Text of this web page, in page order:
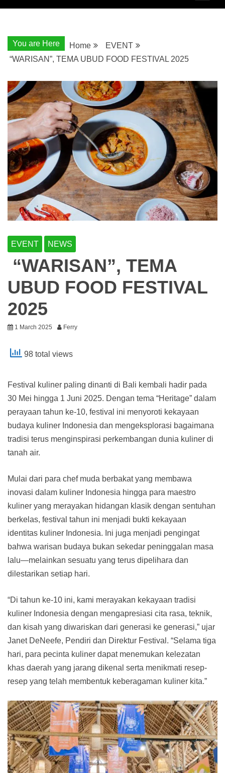
You are Here Home
EVENT
“WARISAN”, TEMA UBUD FOOD FESTIVAL 2025
EVENT NEWS
“WARISAN”, TEMA
UBUD FOOD FESTIVAL
2025
1 March 2025 Ferry
98 total views
Festival kuliner paling dinanti di Bali kembali hadir pada
30 Mei hingga 1 Juni 2025. Dengan tema “Heritage” dalam
perayaan tahun ke-10, festival ini menyoroti kekayaan
budaya kuliner Indonesia dan mengeksplorasi bagaimana
tradisi terus menginspirasi perkembangan dunia kuliner di
tanah air.
Mulai dari para chef muda berbakat yang membawa
inovasi dalam kuliner Indonesia hingga para maestro
kuliner yang merayakan hidangan klasik dengan sentuhan
berkelas, festival tahun ini menjadi bukti kekayaan
identitas kuliner Indonesia. Ini juga menjadi pengingat
bahwa warisan budaya bukan sekedar peninggalan masa
lalu—melainkan sesuatu yang terus dipelihara dan
dilestarikan setiap hari.
“Di tahun ke-10 ini, kami merayakan kekayaan tradisi
kuliner Indonesia dengan mengapresiasi cita rasa, teknik,
dan kisah yang diwariskan dari generasi ke generasi,” ujar
Janet DeNeefe, Pendiri dan Direktur Festival. “Selama tiga
hari, para pecinta kuliner dapat menemukan kelezatan
khas daerah yang jarang dikenal serta menikmati resep-
resep yang telah membentuk keberagaman kuliner kita.”